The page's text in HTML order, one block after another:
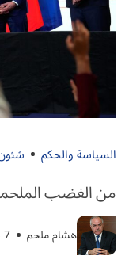
السياسة والحكم
من الغضب
هشام ملحم 7 دقائق قراءة